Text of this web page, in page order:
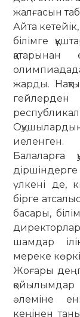
жалғасын
Айта
білім­ге
қатарынан
жарды.
иеленген.
үл­кені де,
бірге
басары,
шамдар
мереке
Жоғары
әлеміне
кеңінен